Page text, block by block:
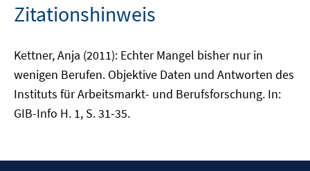
Zitationshinweis
Kettner, Anja (2011): Echter Mangel bisher nur in
wenigen Berufen. Objektive Daten und Antworten des
Instituts für Arbeitsmarkt- und Berufsforschung. In:
GIB-Info H. 1, S. 31-35.